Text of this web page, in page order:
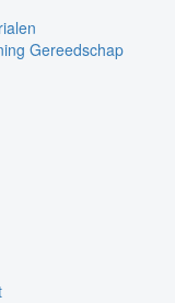
Gereedschap